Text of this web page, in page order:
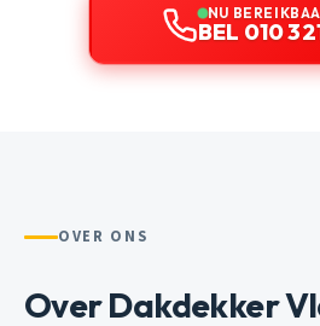
NU
BEL 010
OVER ONS
Over Dakdekker